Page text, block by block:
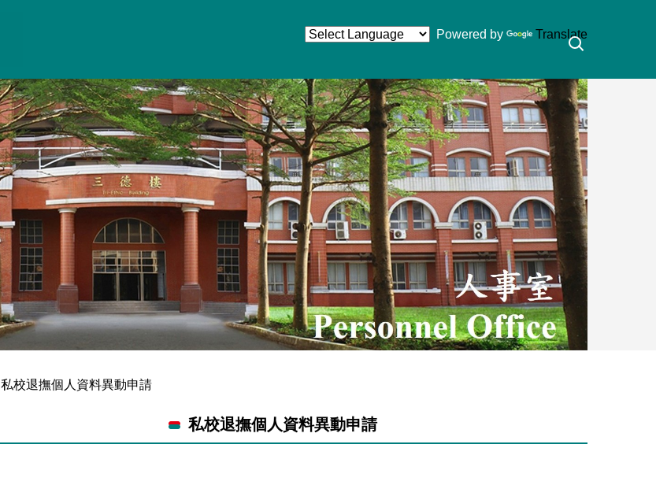
Powered by Translate
私校退撫個人資料異動申請
私校退撫個人資料異動申請